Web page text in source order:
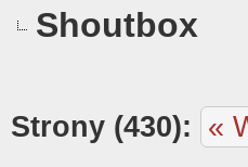
Shoutbox
Strony (430): «